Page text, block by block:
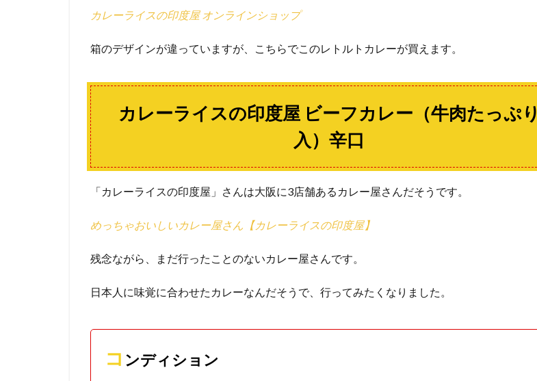
カレーライスの印度屋 オンラインショップ
箱のデザインが違っていますが、こちらでこのレトルトカレーが買えます。
カレーライスの印度屋 ビーフカレー（牛肉たっぷり
入）辛口
「カレーライスの印度屋」さんは大阪に3店舗あるカレー屋さんだそうです。
めっちゃおいしいカレー屋さん【カレーライスの印度屋】
残念ながら、まだ行ったことのないカレー屋さんです。
日本人に味覚に合わせたカレーなんだそうで、行ってみたくなりました。
コ ンディション